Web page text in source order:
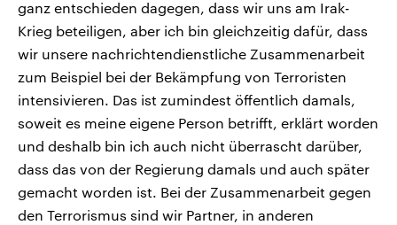
ganz entschieden dagegen, dass wir uns am Irak-
Krieg beteiligen, aber ich bin gleichzeitig dafür, dass
wir unsere nachrichtendienstliche Zusammenarbeit
zum Beispiel bei der Bekämpfung von Terroristen
intensivieren. Das ist zumindest öffentlich damals,
soweit es meine eigene Person betrifft, erklärt worden
und deshalb bin ich auch nicht überrascht darüber,
dass das von der Regierung damals und auch später
gemacht worden ist. Bei der Zusammenarbeit gegen
den Terrorismus sind wir Partner, in anderen